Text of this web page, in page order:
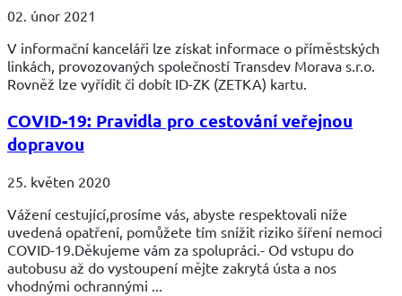
02. únor 2021
V informační kanceláři lze získat informace o příměstských
linkách, provozovaných společností Transdev Morava s.r.o.
Rovněž lze vyřídit či dobít ID-ZK (ZETKA) kartu.
COVID-19: Pravidla pro cestování veřejnou
dopravou
25. květen 2020
Vážení cestující,prosíme vás, abyste respektovali níže
uvedená opatření, pomůžete tím snížit riziko šíření nemoci
COVID-19.Děkujeme vám za spolupráci.- Od vstupu do
autobusu až do vystoupení mějte zakrytá ústa a nos
vhodnými ochrannými ...